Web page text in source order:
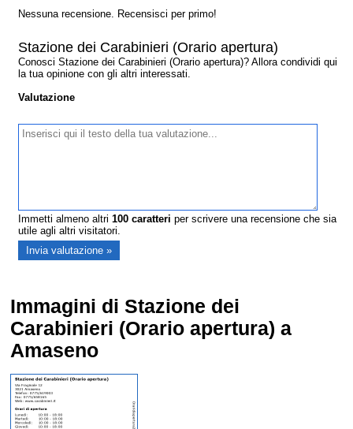
Nessuna recensione. Recensisci per primo!
Stazione dei Carabinieri (Orario apertura)
Conosci Stazione dei Carabinieri (Orario apertura)? Allora condividi qui
la tua opinione con gli altri interessati.
Valutazione
Immetti almeno altri100 caratteri per scrivere una recensione che sia
utile agli altri visitatori.
Immagini di Stazione dei
Carabinieri (Orario apertura) a
Amaseno